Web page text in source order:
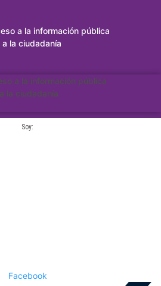
a la información pública
la ciudadanía
a la información pública
la ciudadanía
Soy:
Facebook